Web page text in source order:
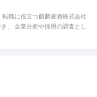
職に役立つ麒麟麦酒株式会社
、 企業分析や採用の調査とし